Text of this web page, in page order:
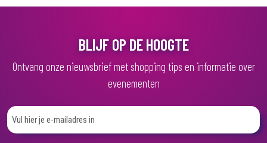
BLIJF OP DE HOOGTE
Ontvang onze nieuwsbrief met shopping tips en informatie over
evenementen